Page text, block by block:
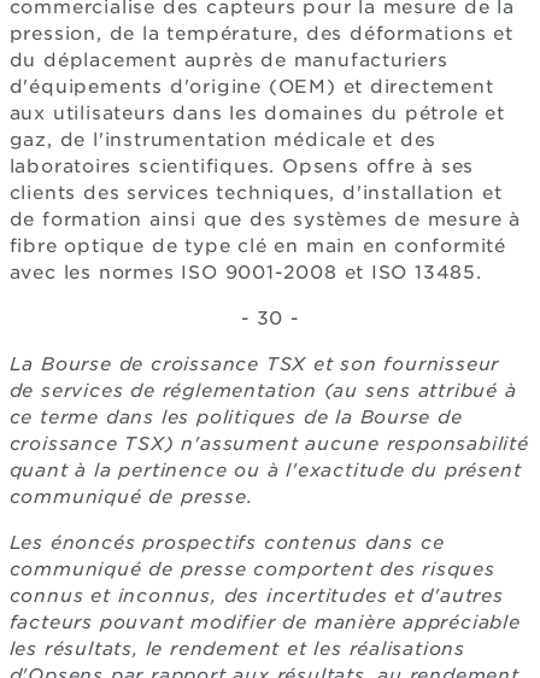
commercialise des capteurs pour la mesure de la
pression, de la température, des déformations et
du déplacement auprès de manufacturiers
d'équipements d'origine (OEM) et directement
aux utilisateurs dans les domaines du pétrole et
gaz, de l'instrumentation médicale et des
laboratoires scientifiques. Opsens offre à ses
clients des services techniques, d'installation et
de formation ainsi que des systèmes de mesure à
fibre optique de type clé en main en conformité
avec les normes ISO 9001-2008 et ISO 13485.
- 30 -
La Bourse de croissance TSX et son fournisseur
de services de réglementation (au sens attribué à
ce terme dans les politiques de la Bourse de
croissance TSX) n'assument aucune responsabilité
quant à la pertinence ou à l'exactitude du présent
communiqué de presse.
Les énoncés prospectifs contenus dans ce
communiqué de presse comportent des risques
connus et inconnus, des incertitudes et d'autres
facteurs pouvant modifier de manière appréciable
les résultats, le rendement et les réalisations